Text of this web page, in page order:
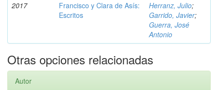
2017
Francisco y Clara de Asís:
Escritos
Herranz, Julio;
Garrido, Javier;
Guerra, José
Antonio
Otras opciones relacionadas
Autor